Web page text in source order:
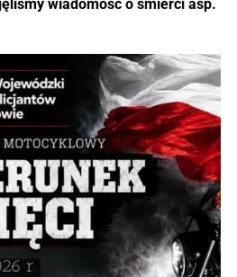
wiadomość o śmierci asp.